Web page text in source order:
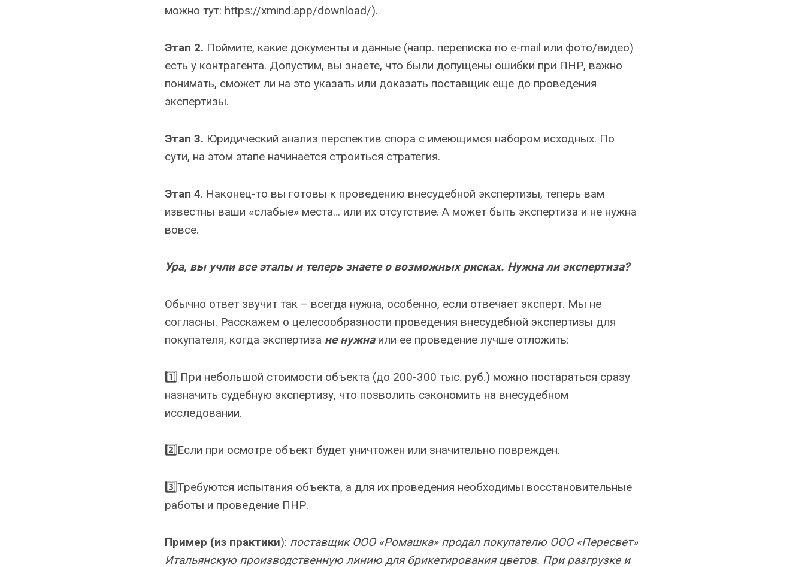
можно тут: https://xmind.app/download/).
Этап 2. Поймите, какие документы и данные (напр. переписка по e-mail или фото/видео)
есть у контрагента. Допустим, вы знаете, что были допущены ошибки при ПНР, важно
понимать, сможет ли на это указать или доказать поставщик еще до проведения
экспертизы.
Этап 3. Юридический анализ перспектив спора с имеющимся набором исходных. По
сути, на этом этапе начинается строиться стратегия.
Этап 4. Наконец-то вы готовы к проведению внесудебной экспертизы, теперь вам
известны ваши «слабые» места… или их отсутствие. А может быть экспертиза и не нужна
вовсе.
Ура, вы учли все этапы и теперь знаете о возможных рисках. Нужна ли экспертиза?
Обычно ответ звучит так – всегда нужна, особенно, если отвечает эксперт. Мы не
согласны. Расскажем о целесообразности проведения внесудебной экспертизы для
покупателя, когда экспертиза не нужнаили ее проведение лучше отложить:
1️⃣ При небольшой стоимости объекта (до 200-300 тыс. руб.) можно постараться сразу
назначить судебную экспертизу, что позволить сэкономить на внесудебном
исследовании.
2️⃣Если при осмотре объект будет уничтожен или значительно поврежден.
3️⃣Требуются испытания объекта, а для их проведения необходимы восстановительные
работы и проведение ПНР.
Пример (из практики): поставщик ООО «Ромашка» продал покупателю ООО «Пересвет»
Итальянскую производственную линию для брикетирования цветов. При разгрузке и